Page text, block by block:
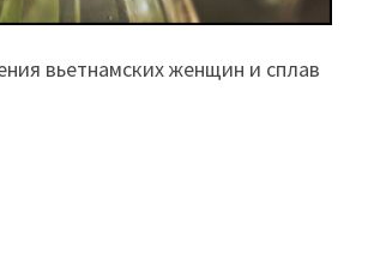
вьетнамских женщин и сплав